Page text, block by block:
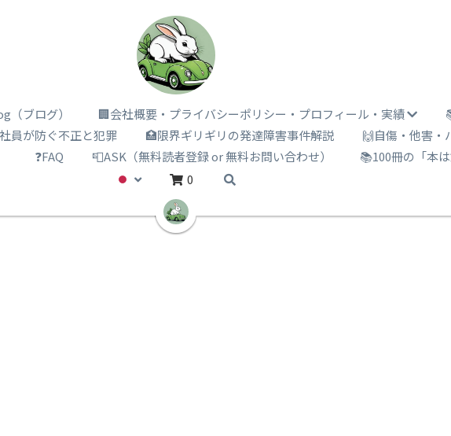
（ブログ） 🏢会社概要・プライバシーポリシー・プロフィール・実績
員が防ぐ不正と犯罪
🏥限界ギリギリの発達障害事件解説
🙌自傷・他害・
❓FAQ 📮ASK（無料読者登録 or 無料お問い合わせ） 📚100冊の「本は
0